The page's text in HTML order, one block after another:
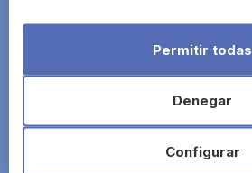
Configurar
Denegar
Permitir todas